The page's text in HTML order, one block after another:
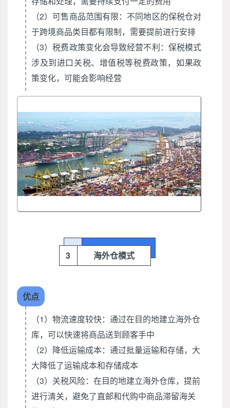
（2）可售商品范围有限：不同地区的保税仓对
于跨境商品类目都有限制，需要提前进行安排
（3）税费政策变化会导致经营不利：保税模式
涉及到进口关税、增值税等税费政策，如果政
策变化，可能会影响经营
3 海外仓模式
优点
（1）物流速度较快：通过在目的地建立海外仓
库，可以快速将商品送到顾客手中
（2）降低运输成本：通过批量运输和存储，大
大降低了运输成本和存储成本
（3）关税风险：在目的地建立海外仓库，提前
进行清关，避免了直邮和代购中商品滞留海关